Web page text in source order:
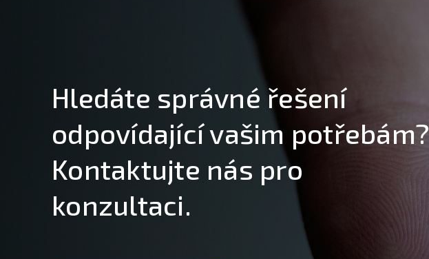
Hledáte správné řešení
odpovídající vašim potřebám?
Kontaktujte nás pro
konzultaci.